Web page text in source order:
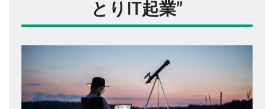
とりIT起業”